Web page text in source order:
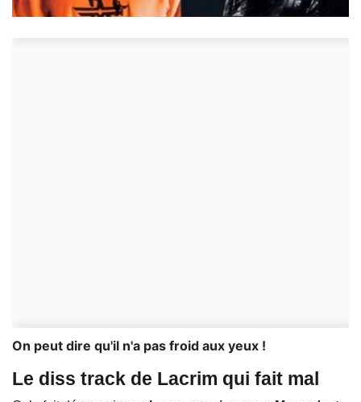
On peut dire qu'il n'a pas froid aux yeux !
Le diss track de Lacrim qui fait mal